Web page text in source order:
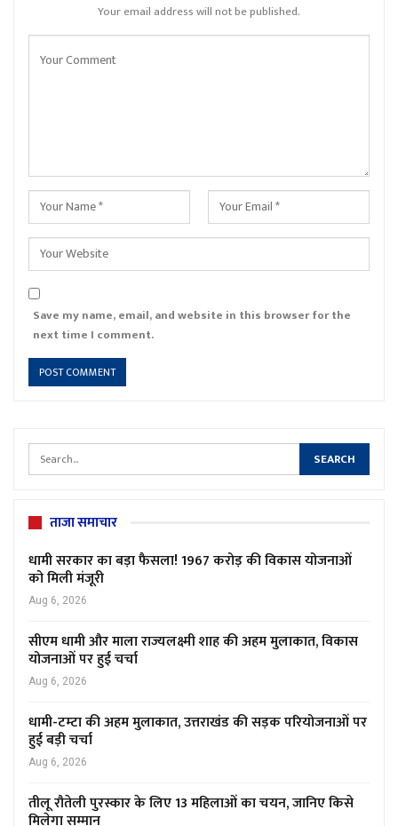
Your email address will not be published.
Save my name, email, and website in this browser for the
next time I comment.
ताजा समाचार
धामी सरकार का बड़ा फैसला! 1967 करोड़ की विकास योजनाओं
को मिली मंजूरी
Aug 6, 2026
सीएम धामी और माला राज्यलक्ष्मी शाह की अहम मुलाकात, विकास
योजनाओं पर हुई चर्चा
Aug 6, 2026
धामी-टम्टा की अहम मुलाकात, उत्तराखंड की सड़क परियोजनाओं पर
हुई बड़ी चर्चा
Aug 6, 2026
तीलू रौतेली पुरस्कार के लिए 13 महिलाओं का चयन, जानिए किसे
मिलेगा सम्मान